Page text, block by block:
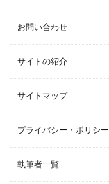
お問い合わせ
サイトの紹介
サイトマップ
プライバシー・ポリシー
執筆者一覧